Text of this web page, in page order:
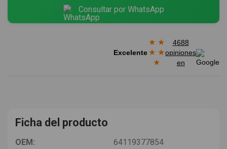
Consultar por WhatsApp
Excelente
★ ★
★ ★
★
4688
opiniones
en
Ficha del producto
OEM:
64119377854